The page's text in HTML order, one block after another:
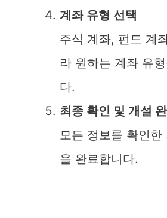
계좌 유형 선택
주식 계좌, 펀드 계
라 원하는 계좌 유
다.
최종 확인 및 개설
모든 정보를 확인한
을 완료합니다.